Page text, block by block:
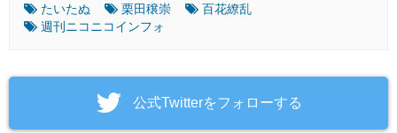
たいたぬ 栗田穣崇
百花繚乱
週刊ニコニコインフォ
‎公式Twitterをフォローする